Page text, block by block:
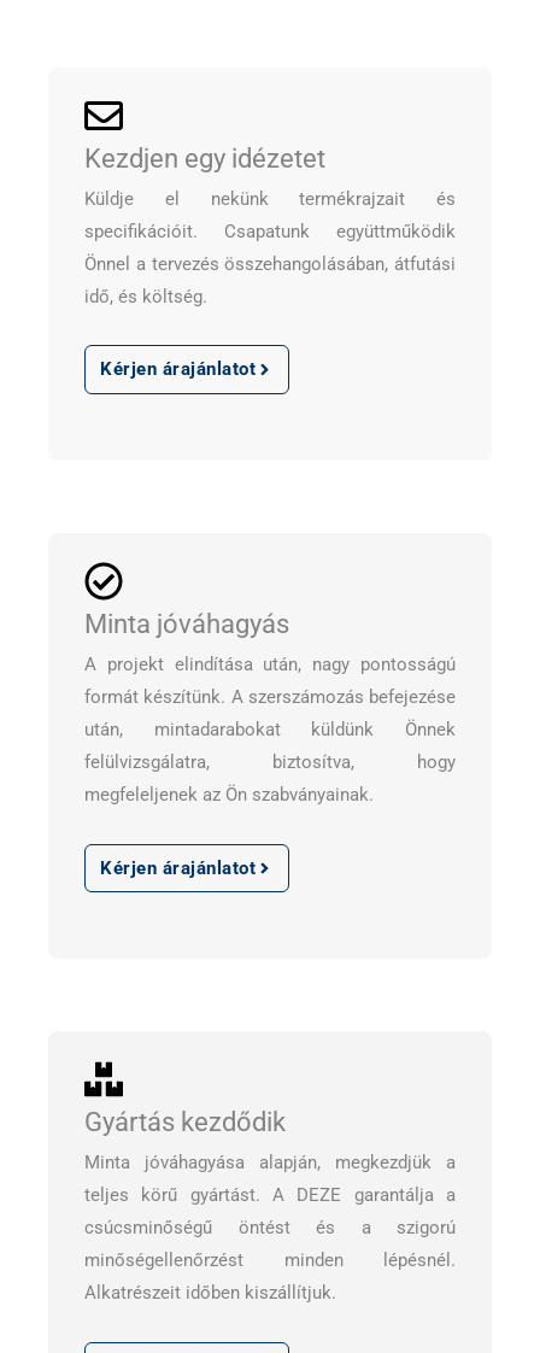
Kezdjen egy idézetet
Küldje el nekünk termékrajzait és
specifikációit. Csapatunk együttműködik
Önnel a tervezés összehangolásában, átfutási
idő, és költség.
Kérjen árajánlatot
Minta jóváhagyás
A projekt elindítása után, nagy pontosságú
formát készítünk. A szerszámozás befejezése
után, mintadarabokat küldünk Önnek
felülvizsgálatra, biztosítva, hogy
megfeleljenek az Ön szabványainak.
Kérjen árajánlatot
Gyártás kezdődik
Minta jóváhagyása alapján, megkezdjük a
teljes körű gyártást. A DEZE garantálja a
csúcsminőségű öntést és a szigorú
minőségellenőrzést minden lépésnél.
Alkatrészeit időben kiszállítjuk.